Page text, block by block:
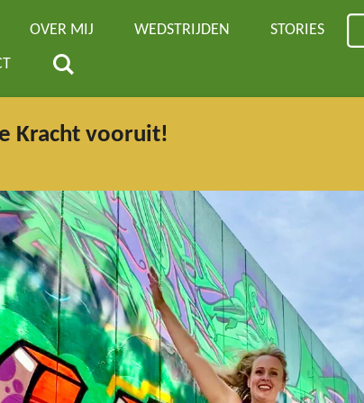
OVER MIJ WEDSTRIJDEN STORIES
Kracht vooruit!